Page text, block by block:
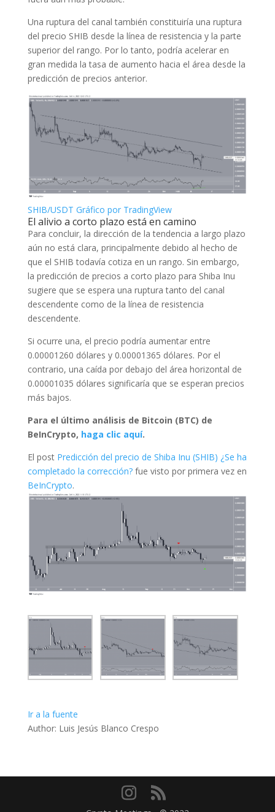
Una ruptura del canal también constituiría una ruptura
del precio SHIB desde la línea de resistencia y la parte
superior del rango. Por lo tanto, podría acelerar en
gran medida la tasa de aumento hacia el área desde la
predicción de precios anterior.
SHIB/USDT Gráfico por TradingView
El alivio a corto plazo está en camino
Para concluir, la dirección de la tendencia a largo plazo
aún no está clara, principalmente debido al hecho de
que el SHIB todavía cotiza en un rango. Sin embargo,
la predicción de precios a corto plazo para Shiba Inu
sugiere que se espera una ruptura tanto del canal
descendente como de la línea de resistencia
descendente.
Si ocurre una, el precio podría aumentar entre
0.00001260 dólares y 0.00001365 dólares. Por el
contrario, una caída por debajo del área horizontal de
0.00001035 dólares significaría que se esperan precios
más bajos.
Para el último análisis de Bitcoin (BTC) de
BeInCrypto, haga clic aquí.
El post Predicción del precio de Shiba Inu (SHIB) ¿Se ha
completado la corrección?fue visto por primera vez en
BeInCrypto.
Ir a la fuente
Author: Luis Jesús Blanco Crespo